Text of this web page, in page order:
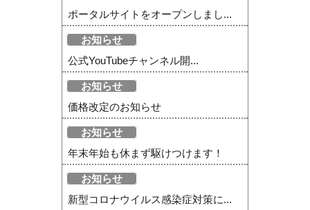
ポータルサイトをオープンしまし...
お知らせ
公式YouTubeチャンネル開...
お知らせ
価格改定のお知らせ
お知らせ
年末年始も休まず駆けつけます！
お知らせ
新型コロナウイルス感染症対策に...